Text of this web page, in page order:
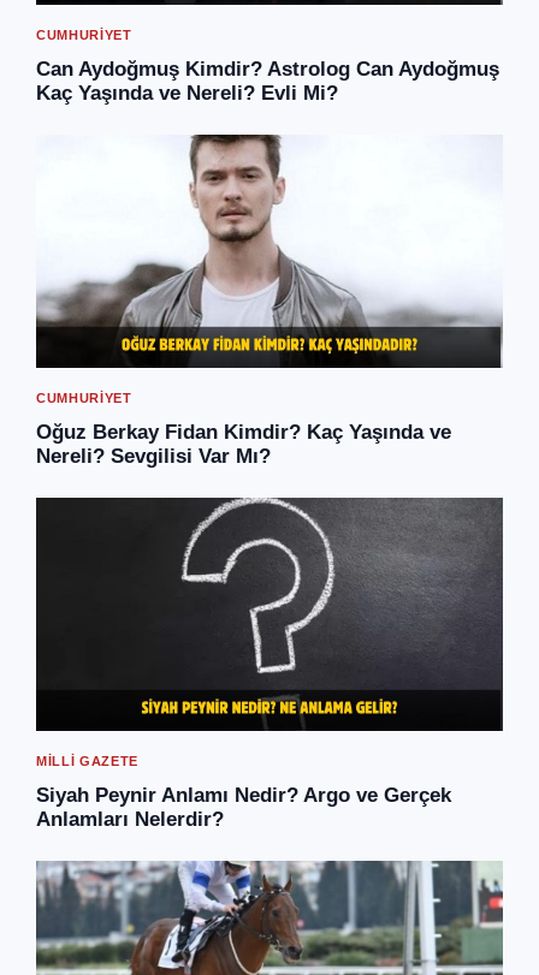
CUMHURIYET
Can Aydoğmuş Kimdir? Astrolog Can Aydoğmuş
Kaç Yaşında ve Nereli? Evli Mi?
CUMHURIYET
Oğuz Berkay Fidan Kimdir? Kaç Yaşında ve
Nereli? Sevgilisi Var Mı?
MILLI GAZETE
Siyah Peynir Anlamı Nedir? Argo ve Gerçek
Anlamları Nelerdir?